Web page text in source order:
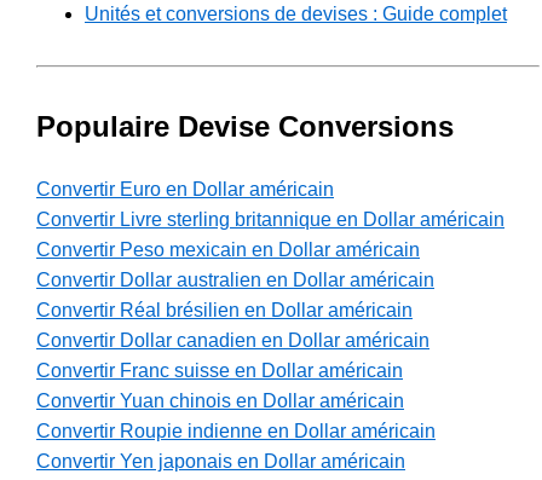
Unités et conversions de devises : Guide complet
Populaire Devise Conversions
Convertir Euro en Dollar américain
Convertir Livre sterling britannique en Dollar américain
Convertir Peso mexicain en Dollar américain
Convertir Dollar australien en Dollar américain
Convertir Réal brésilien en Dollar américain
Convertir Dollar canadien en Dollar américain
Convertir Franc suisse en Dollar américain
Convertir Yuan chinois en Dollar américain
Convertir Roupie indienne en Dollar américain
Convertir Yen japonais en Dollar américain